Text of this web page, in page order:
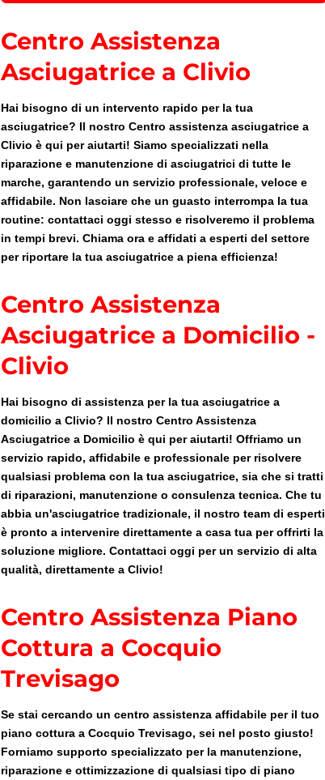
Centro Assistenza
Asciugatrice a Clivio
Hai bisogno di un intervento rapido per la tua
asciugatrice? Il nostro Centro assistenza asciugatrice a
Clivio è qui per aiutarti! Siamo specializzati nella
riparazione e manutenzione di asciugatrici di tutte le
marche, garantendo un servizio professionale, veloce e
affidabile. Non lasciare che un guasto interrompa la tua
routine: contattaci oggi stesso e risolveremo il problema
in tempi brevi. Chiama ora e affidati a esperti del settore
per riportare la tua asciugatrice a piena efficienza!
Centro Assistenza
Asciugatrice a Domicilio -
Clivio
Hai bisogno di assistenza per la tua asciugatrice a
domicilio a Clivio? Il nostro Centro Assistenza
Asciugatrice a Domicilio è qui per aiutarti! Offriamo un
servizio rapido, affidabile e professionale per risolvere
qualsiasi problema con la tua asciugatrice, sia che si tratti
di riparazioni, manutenzione o consulenza tecnica. Che tu
abbia un'asciugatrice tradizionale, il nostro team di esperti
è pronto a intervenire direttamente a casa tua per offrirti la
soluzione migliore. Contattaci oggi per un servizio di alta
qualità, direttamente a Clivio!
Centro Assistenza Piano
Cottura a Cocquio
Trevisago
Se stai cercando un centro assistenza affidabile per il tuo
piano cottura a Cocquio Trevisago, sei nel posto giusto!
Forniamo supporto specializzato per la manutenzione,
riparazione e ottimizzazione di qualsiasi tipo di piano